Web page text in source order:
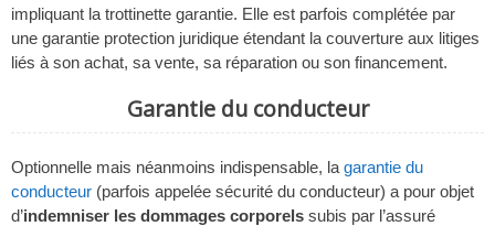
impliquant la trottinette garantie. Elle est parfois complétée par
une garantie protection juridique étendant la couverture aux litiges
liés à son achat, sa vente, sa réparation ou son financement.
Garantie du conducteur
Optionnelle mais néanmoins indispensable, la garantie du
conducteur (parfois appelée sécurité du conducteur) a pour objet
d’indemniser les dommages corporels subis par l’assuré